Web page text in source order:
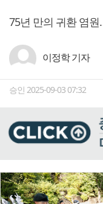
75년 만의 귀환 염
이정학 기자
승인 2025-09-03 07:32